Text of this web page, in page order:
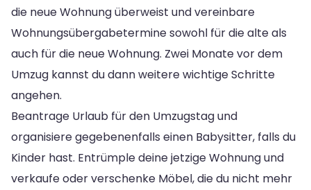
die neue Wohnung überweist und vereinbare
Wohnungsübergabetermine sowohl für die alte als
auch für die neue Wohnung. Zwei Monate vor dem
Umzug kannst du dann weitere wichtige Schritte
angehen.
Beantrage Urlaub für den Umzugstag und
organisiere gegebenenfalls einen Babysitter, falls du
Kinder hast. Entrümple deine jetzige Wohnung und
verkaufe oder verschenke Möbel, die du nicht mehr